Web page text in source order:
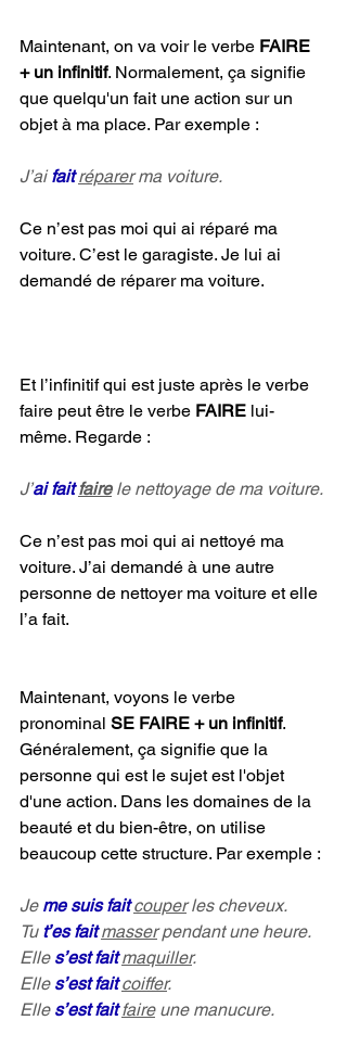
Maintenant, on va voir le verbe FAIRE
+ un infinitif. Normalement, ça signifie
que quelqu'un fait une action sur un
objet à ma place. Par exemple :
J’ai fait réparer ma voiture.
Ce n’est pas moi qui ai réparé ma
voiture. C’est le garagiste. Je lui ai
demandé de réparer ma voiture.
Et l’infinitif qui est juste après le verbe
faire peut être le verbe FAIRE lui-
même. Regarde :
J’ai fait faire le nettoyage de ma voiture.
Ce n’est pas moi qui ai nettoyé ma
voiture. J’ai demandé à une autre
personne de nettoyer ma voiture et elle
l’a fait.
Maintenant, voyons le verbe
pronominal SE FAIRE + un infinitif.
Généralement, ça signifie que la
personne qui est le sujet est l'objet
d'une action. Dans les domaines de la
beauté et du bien-être, on utilise
beaucoup cette structure. Par exemple :
Je me suis fait couper les cheveux.
Tu t’es fait masser pendant une heure.
Elle s’est fait maquiller.
Elle s’est fait coiffer.
Elle s’est fait faire une manucure.